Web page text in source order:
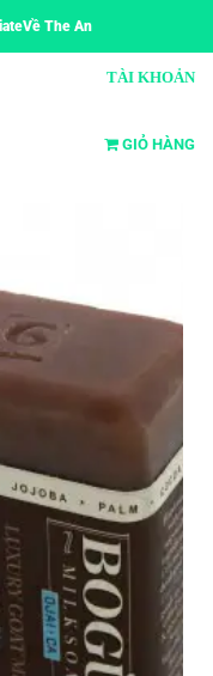
Về The An
TÀI KHOẢN
GIỎ HÀNG